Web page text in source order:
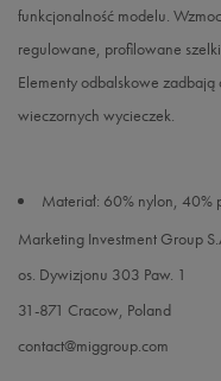
funkcjonalność modelu.
regulowane, profilowane
Elementy odbalskowe
wieczornych wycieczek.
Materiał: 60% nylon, 40%
Marketing Investment Group
os. Dywizjonu 303 Paw. 1
31-871 Cracow, Poland
contact@miggroup.com